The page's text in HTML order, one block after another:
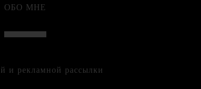
ОБО МНЕ
и рекламной рассылки